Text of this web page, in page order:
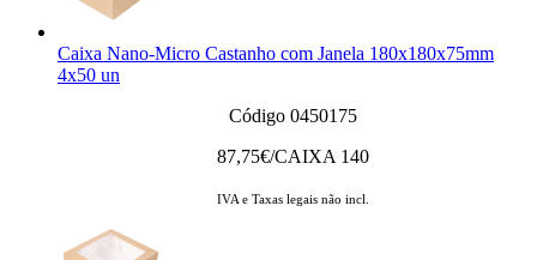
Caixa Nano-Micro Castanho com Janela 180x180x75mm
4x50 un
Código 0450175
87,75€/CAIXA 140
IVA e Taxas legais não incl.